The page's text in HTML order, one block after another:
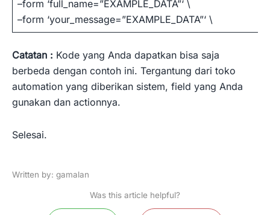
–form ‘full_name=”EXAMPLE_DATA”‘ \
–form ‘your_message=”EXAMPLE_DATA”‘ \
Catatan : Kode yang Anda dapatkan bisa saja
berbeda dengan contoh ini. Tergantung dari toko
automation yang diberikan sistem, field yang Anda
gunakan dan actionnya.
Selesai.
Written by: gamalan
Was this article helpful?